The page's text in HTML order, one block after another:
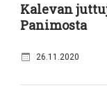
Kalevan
Panimosta
26.11.2020